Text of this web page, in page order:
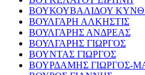
ΒΟΥΚΟΥΒΑΛΙΔΟΥ
ΒΟΥΛΓΑΡΗ ΑΛΚΗΣΤΙΣ
ΒΟΥΛΓΑΡΗΣ ΑΝΔΡΕΑΣ
ΒΟΥΛΓΑΡΗΣ ΓΙΩΡΓΟΣ
ΒΟΥΝΤΑΣ ΓΙΩΡΓΟΣ
ΒΟΥΡΔΑΜΗΣ ΓΙΩΡΓΟΣ-